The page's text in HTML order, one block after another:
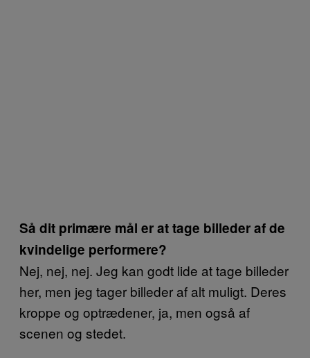
Så dit primære mål er at tage billeder af de
kvindelige performere?
Nej, nej, nej. Jeg kan godt lide at tage billeder
her, men jeg tager billeder af alt muligt. Deres
kroppe og optrædener, ja, men også af
scenen og stedet.